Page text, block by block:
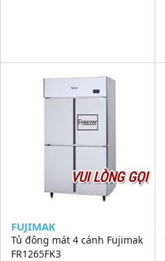
VUI LÒNG GỌI
FUJIMAK
Tủ đông mát 4 cánh Fujimak
FR1265FK3